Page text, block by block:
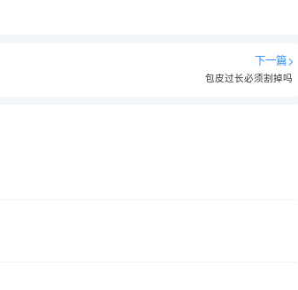
下一篇
包皮过长必须割掉吗